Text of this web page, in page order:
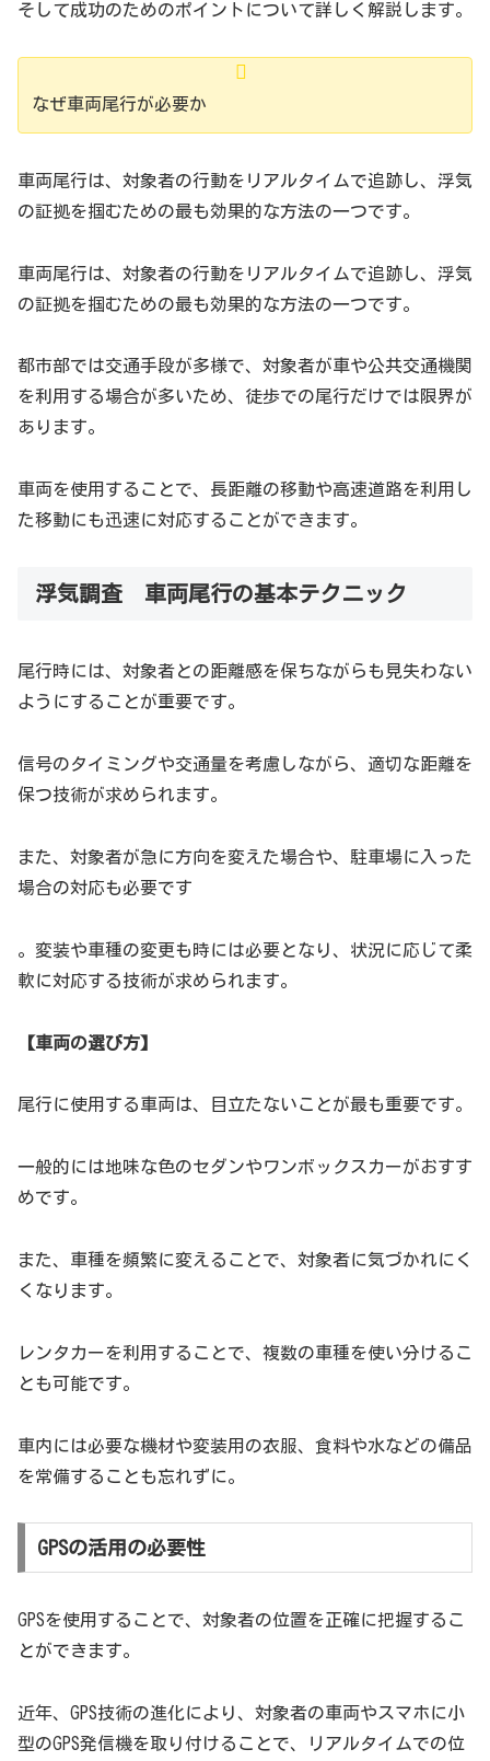
そして成功のためのポイントについて詳しく解説します。
なぜ車両尾行が必要か
車両尾行は、対象者の行動をリアルタイムで追跡し、浮気
の証拠を掴むための最も効果的な方法の一つです。
車両尾行は、対象者の行動をリアルタイムで追跡し、浮気
の証拠を掴むための最も効果的な方法の一つです。
都市部では交通手段が多様で、対象者が車や公共交通機関
を利用する場合が多いため、徒歩での尾行だけでは限界が
あります。
車両を使用することで、長距離の移動や高速道路を利用し
た移動にも迅速に対応することができます。
浮気調査 車両尾行の基本テクニック
尾行時には、対象者との距離感を保ちながらも見失わない
ようにすることが重要です。
信号のタイミングや交通量を考慮しながら、適切な距離を
保つ技術が求められます。
また、対象者が急に方向を変えた場合や、駐車場に入った
場合の対応も必要です
。変装や車種の変更も時には必要となり、状況に応じて柔
軟に対応する技術が求められます。
【車両の選び方】
尾行に使用する車両は、目立たないことが最も重要です。
一般的には地味な色のセダンやワンボックスカーがおすす
めです。
また、車種を頻繁に変えることで、対象者に気づかれにく
くなります。
レンタカーを利用することで、複数の車種を使い分けるこ
とも可能です。
車内には必要な機材や変装用の衣服、食料や水などの備品
を常備することも忘れずに。
GPSの活用の必要性
GPSを使用することで、対象者の位置を正確に把握するこ
とができます。
近年、GPS技術の進化により、対象者の車両やスマホに小
型のGPS発信機を取り付けることで、リアルタイムでの位